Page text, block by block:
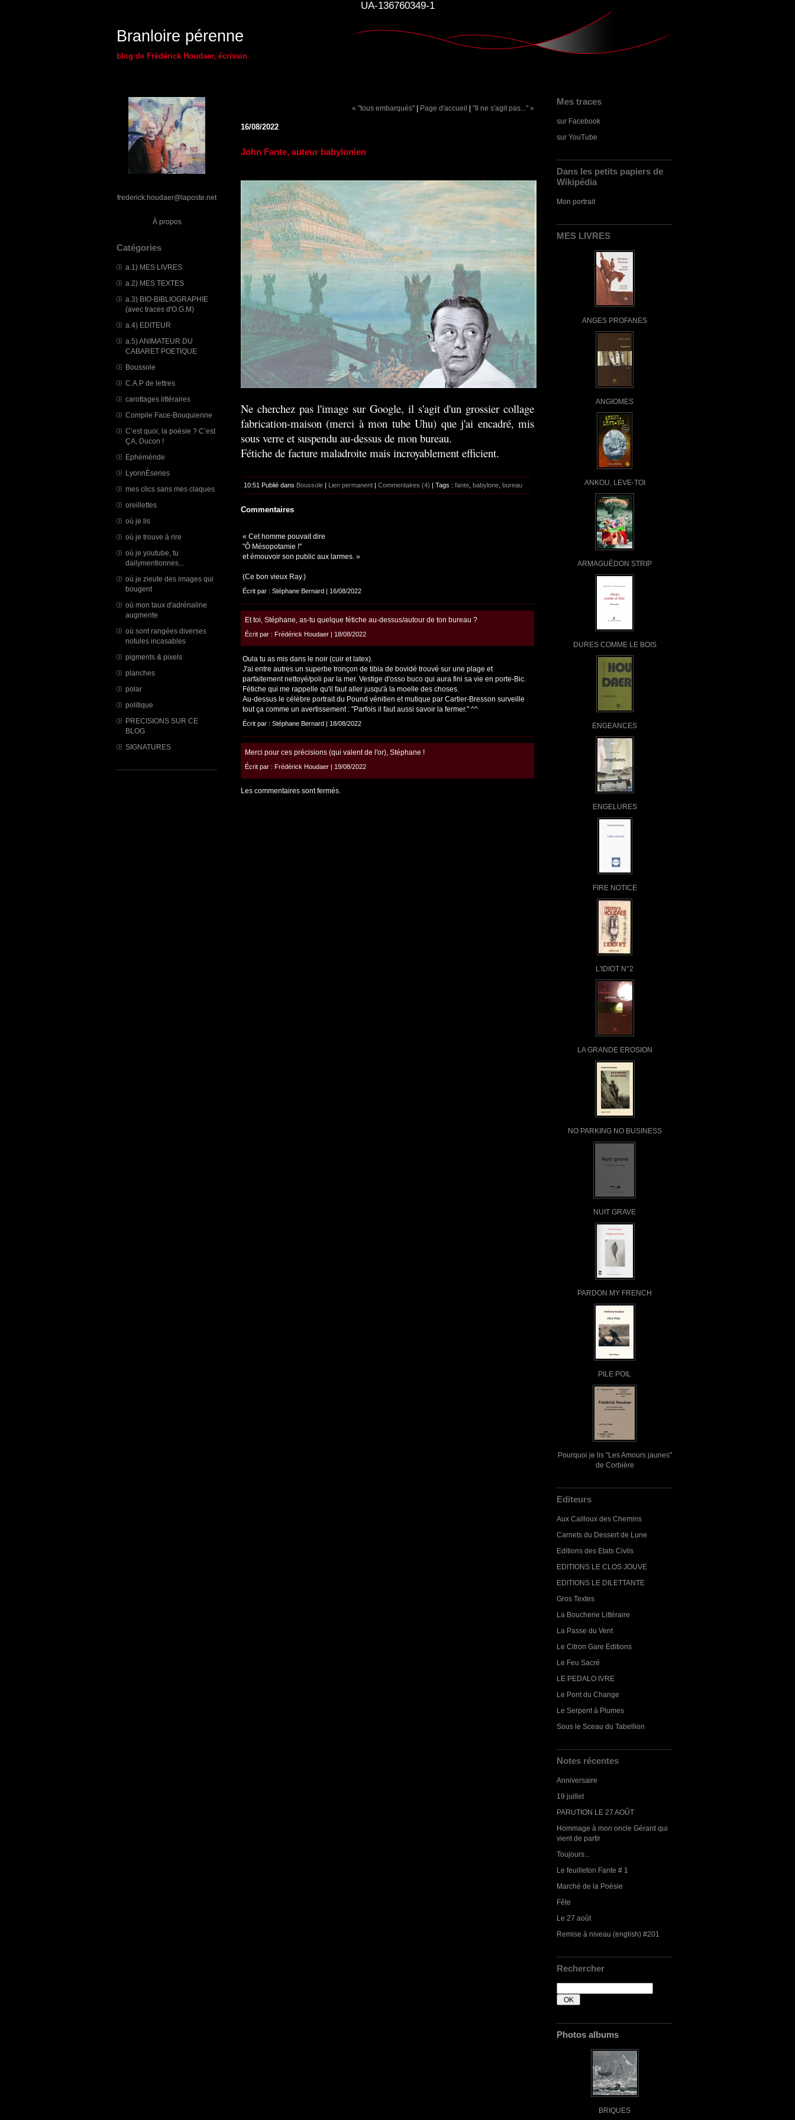
UA-136760349-1
Branloire pérenne
blog de Frédérick Houdaer, écrivain
frederick.houdaer@laposte.net
À propos
Catégories
a.1) MES LIVRES
a.2) MES TEXTES
a.3) BIO-BIBLIOGRAPHIE
(avec traces d'O.G.M)
a.4) EDITEUR
a.5) ANIMATEUR DU
CABARET POETIQUE
Boussole
C.A.P de lettres
carottages littéraires
Compile Face-Bouquienne
C’est quoi, la poésie ? C’est
ÇA, Ducon !
Ephéméride
LyonnÈseries
mes clics sans mes claques
oreillettes
où je lis
où je trouve à rire
où je youtube, tu
dailymentionnes...
où je zieute des images qui
bougent
où mon taux d'adrénaline
augmente
où sont rangées diverses
notules incasables
pigments & pixels
planches
polar
politique
PRECISIONS SUR CE
BLOG
SIGNATURES
Mes traces
sur Facebook
sur YouTube
Dans les petits papiers de
Wikipédia
Mon portrait
MES LIVRES
ANGES PROFANES
ANGIOMES
ANKOU, LEVE-TOI
ARMAGUÉDON STRIP
DURES COMME LE BOIS
ENGEANCES
ENGELURES
FIRE NOTICE
L'IDIOT N°2
LA GRANDE EROSION
NO PARKING NO BUSINESS
NUIT GRAVE
PARDON MY FRENCH
PILE POIL
Pourquoi je lis "Les Amours jaunes"
de Corbière
Editeurs
Aux Cailloux des Chemins
Carnets du Dessert de Lune
Editions des Etats Civils
EDITIONS LE CLOS JOUVE
EDITIONS LE DILETTANTE
Gros Textes
La Boucherie Littéraire
La Passe du Vent
Le Citron Gare Editions
Le Feu Sacré
LE PEDALO IVRE
Le Pont du Change
Le Serpent à Plumes
Sous le Sceau du Tabellion
Notes récentes
Anniversaire
19 juillet
PARUTION LE 27 AOÛT
Hommage à mon oncle Gérard qui
vient de partir
Toujours...
Le feuilleton Fante # 1
Marché de la Poésie
Fête
Le 27 août
Remise à niveau (english) #201
Rechercher
Photos albums
BRIQUES
« "tous embarqués" | Page d'accueil | "Il ne s'agit pas..." »
16/08/2022
John Fante, auteur babylonien
Ne cherchez pas l'image sur Google, il s'agit d'un grossier collage
fabrication-maison (merci à mon tube Uhu) que j'ai encadré, mis
sous verre et suspendu au-dessus de mon bureau.
Fétiche de facture maladroite mais incroyablement efficient.
10:51 Publié dans Boussole Lien permanent Commentaires (4) | Tags : fante, babylone, bureau
Commentaires
« Cet homme pouvait dire
"Ô Mésopotamie !"
et émouvoir son public aux larmes. »
(Ce bon vieux Ray.)
Écrit par : Stéphane Bernard | 16/08/2022
Et toi, Stéphane, as-tu quelque fétiche au-dessus/autour de ton bureau ?
Écrit par : Frédérick Houdaer | 18/08/2022
Oula tu as mis dans le noir (cuir et latex).
J'ai entre autres un superbe tronçon de tibia de bovidé trouvé sur une plage et
parfaitement nettoyé/poli par la mer. Vestige d'osso buco qui aura fini sa vie en porte-Bic.
Fétiche qui me rappelle qu'il faut aller jusqu'à la moelle des choses.
Au-dessus le célèbre portrait du Pound vénitien et mutique par Cartier-Bresson surveille
tout ça comme un avertissement : "Parfois il faut aussi savoir la fermer." ^^
Écrit par : Stéphane Bernard | 18/08/2022
Merci pour ces précisions (qui valent de l'or), Stéphane !
Écrit par : Frédérick Houdaer | 19/08/2022
Les commentaires sont fermés.